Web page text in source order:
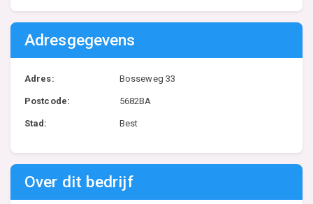
Adresgegevens
Adres: Bosseweg 33
Postcode: 5682BA
Stad: Best
Over dit bedrijf